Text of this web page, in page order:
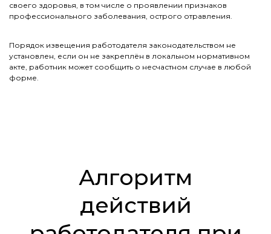
своего здоровья, в том числе о проявлении признаков
профессионального заболевания, острого отравления.
Порядок извещения работодателя законодательством не
установлен, если он не закреплён в локальном нормативном
акте, работник может сообщить о несчастном случае в любой
форме.
Алгоритм
действий